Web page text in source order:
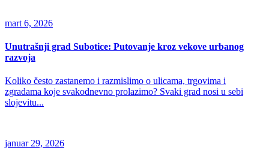
mart 6, 2026
Unutrašnji grad Subotice: Putovanje kroz vekove urbanog
razvoja
Koliko često zastanemo i razmislimo o ulicama, trgovima i
zgradama koje svakodnevno prolazimo? Svaki grad nosi u sebi
slojevitu...
januar 29, 2026